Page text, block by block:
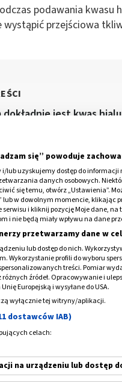
podawania kwasu
wystąpić przejściowa
dokładnie jest kwas
i budowa chemiczna
naturalnie występuje
kwasu
pielęgnacja skóry
Reklama
się” powoduje
lub uzyskujemy dostęp do
danych osobowych.
się temu, otwórz „Ustawienia”.
w dowolnym momencie, klikając
i kliknij pozycję Moje dane,
i nie będą miały wpływu na dane
przetwarzamy dane w
lub dostęp do nich.
Wykorzystanie profili do wyboru
treści. Pomiar
źródeł. Opracowywanie i
Europejską i wysyłane do USA.
wyłącznie tej witryny/aplikacji.
dostawców IAB)
celach:
na urządzeniu lub dostęp